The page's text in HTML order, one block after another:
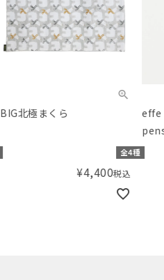
BIG北極まくら
全4種
¥4,400税込
effe